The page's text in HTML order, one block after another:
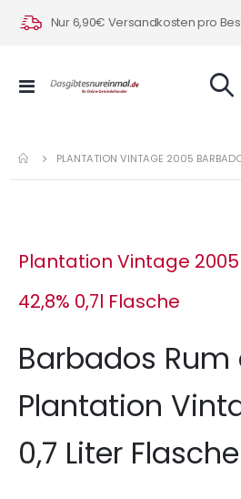
Nur 6,90€ Versandkosten pro
Navigation
PLANTATION VINTAGE 2005
Plantation Vintage
42,8% 0,7l Flasche
Barbados Rum
Plantation
0,7 Liter Flasche